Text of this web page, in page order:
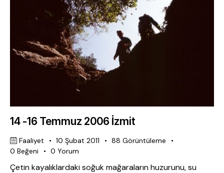
14 -16 Temmuz 2006 İzmit
Faaliyet 10 Şubat 2011 88 Görüntüleme
0 Beğeni 0 Yorum
Çetin kayalıklardaki soğuk mağaraların huzurunu, su